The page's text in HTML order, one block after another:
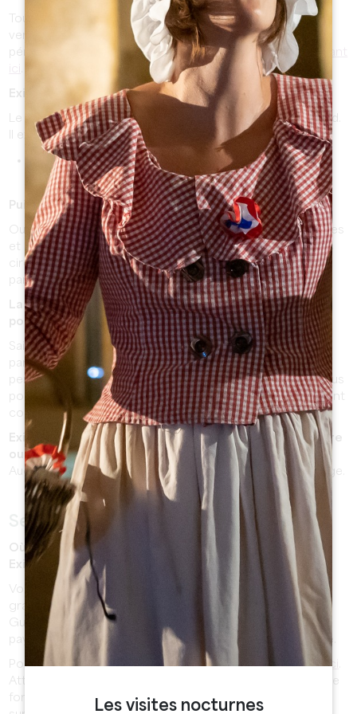
Tous les chemins mènent à Saint-Emilion ! Vous pouvez
venir en train, en voiture ou encore en bus (selon les
périodes). Découvrez l'ensemble des possibilités en
Existe-t-il une navette entre la gare et le village ?
Le trajet d’1.5km peut se faire en environ 20 minutes à pied.
Il existe également une autre possibilité :
Tuk-Tuk des Cordeliers
au 06 40 83 62 60 pour un
transfert. Le coût est de 5€ par personne.
Puis-je accéder au village avec mon véhicule ?
Oui ! Seuls les véhicules d’une largeur supérieure à 2 mètres
et d’un poids supérieur à 6 tonnes (PTAC) ne peuvent pas
circuler dans la cité médiévale de Saint-Émilion, mais des
parkings en périphérie sont disponibles.
La ville / les monuments sont-ils accessibles en
poussette ?
Saint-Emilion est une cité médiévale composée de rues
parfois pentues et pavées. Un porte-bébé peut vous
permettre plus de confort pendant votre visite. Sinon, vous
pouvez
télécharger icinotre plan du village où les rues sont
colorées pour repérer facilement les plus accessibles.
Existe-t-il des consignes à bagages disponibles à la gare
ou à l’Office de tourisme ?
Aucune consigne à bagages n’est disponible dans le village.
Se garer à Saint-Emilion
Où puis-je me garer ? Les parkings sont-ils payants ?
Existe-t-il un parking gratuit ?
Vous pourrez stationner votre véhicule sur les parkings
gratuits, situés aux abords du village (parking de l’espace
Guadet, derrière la gendarmerie ou parking de la gare) ou
payants (2€ de l’heure, 5h maximum), situés dans le village.
Pour les localiser, consultez le plan du village encliquant ici
Attention ! Les places de parking sont limitées, les jours de
forte affluence il est nécessaire de prévoir du temps
Les visites nocturnes